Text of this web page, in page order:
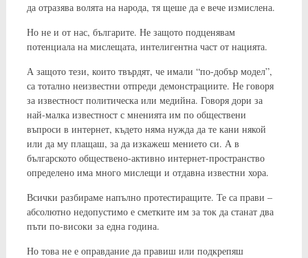
да отразява волята на народа, тя щеше да е вече измислена.
Но не и от нас, българите. Не защото подценявам
потенциала на мислещата, интелигентна част от нацията.
А защото тези, които твърдят, че имали “по-добър модел”,
са тотално неизвестни отпреди демонстрациите. Не говоря
за известност политическа или медийна. Говоря дори за
най-малка известност с мненията им по обществени
въпроси в интернет, където няма нужда да те кани някой
или да му плащаш, за да изкажеш мението си. А в
българското обществено-активно интернет-пространство
определено има много мислещи и отдавна известни хора.
Всички разбираме напълно протестиращите. Те са прави –
абсолютно недопустимо е сметките им за ток да станат два
пъти по-високи за една година.
Но това не е оправдание да правиш или подкрепяш